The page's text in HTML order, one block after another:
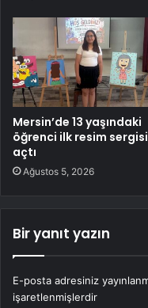
Mersin’de 13 yaşındaki
öğrenci ilk resim
açtı
Ağustos 5, 2026
Bir yanıt yazın
E-posta adresiniz
işaretlenmişlerdir